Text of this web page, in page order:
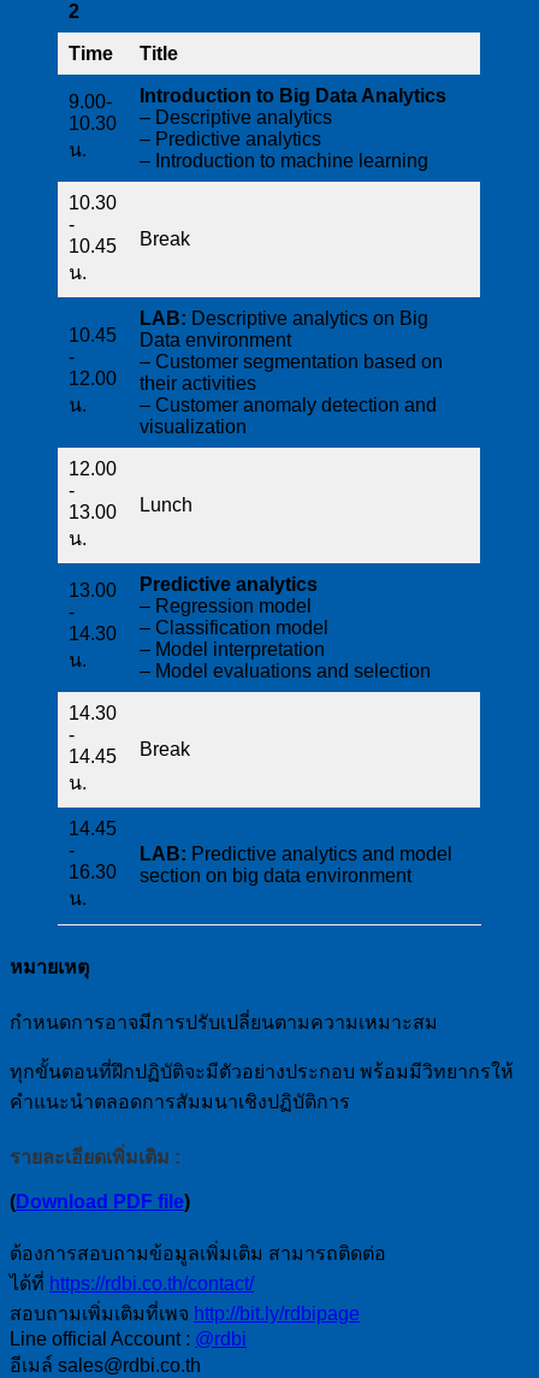
2
Time Title
9.00-
10.30
น.
Introduction to Big Data Analytics
– Descriptive analytics
– Predictive analytics
– Introduction to machine learning
10.30
-
10.45
น.
Break
10.45
-
12.00
น.
LAB: Descriptive analytics on Big
Data environment
– Customer segmentation based on
their activities
– Customer anomaly detection and
visualization
12.00
-
13.00
น.
Lunch
13.00
-
14.30
น.
Predictive analytics
– Regression model
– Classification model
– Model interpretation
– Model evaluations and selection
14.30
-
14.45
น.
Break
14.45
-
16.30
น.
LAB: Predictive analytics and model
section on big data environment
หมายเหตุ
กำหนดการอาจมีการปรับเปลี่ยนตามความเหมาะสม
ทุกขั้นตอนที่ฝึกปฏิบัติจะมีตัวอย่างประกอบ พร้อมมีวิทยากรให้
คำแนะนำตลอดการสัมมนาเชิงปฏิบัติการ
รายละเอียดเพิ่มเติม :
(Download PDF file)
ต้องการสอบถามข้อมูลเพิ่มเติม สามารถติดต่อ
ได้ที่ https://rdbi.co.th/contact/
สอบถามเพิ่มเติมที่เพจ http://bit.ly/rdbipage
Line official Account : @rdbi
อีเมล์ sales@rdbi.co.th